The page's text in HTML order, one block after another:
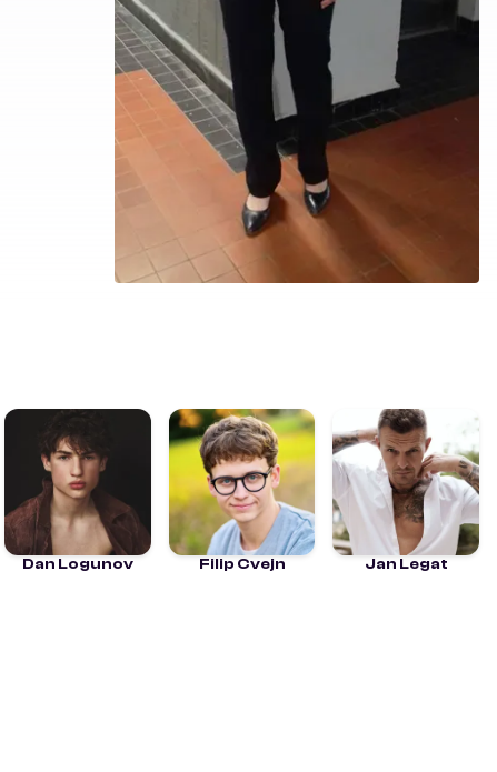
Dan Logunov Filip Cvejn Jan Legat